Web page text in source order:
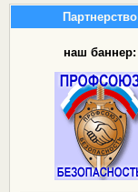
Партнерство
наш баннер: